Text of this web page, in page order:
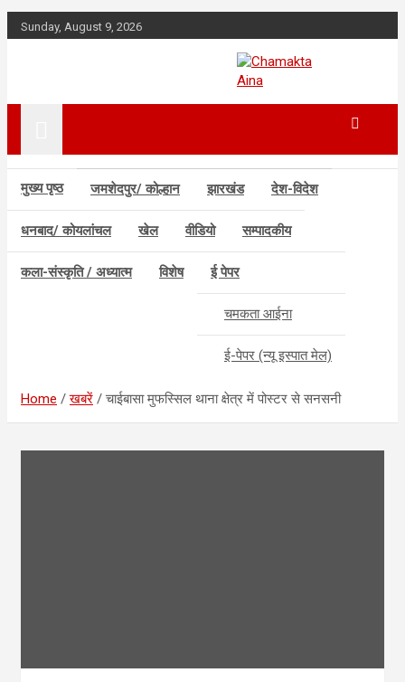
Skip
to
Sunday, August 9, 2026
Chamakta
मुख्य पृष्ठ जमशेदपुर/ कोल्हान झारखंड देश-विदेश
धनबाद/ कोयलांचल खेल वीडियो सम्पादकीय
कला-संस्कृति / अध्यात्म विशेष ई पेपर
चमकता आईना
ई-पेपर (न्यू इस्पात मेल)
Home खबरें चाईबासा मुफस्सिल थाना क्षेत्र में पोस्टर से सनसनी